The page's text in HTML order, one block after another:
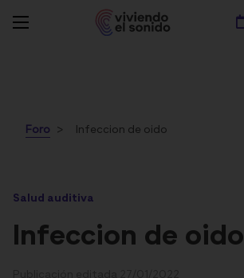
Foro Infeccion de oido
Salud auditiva
Infeccion de oido